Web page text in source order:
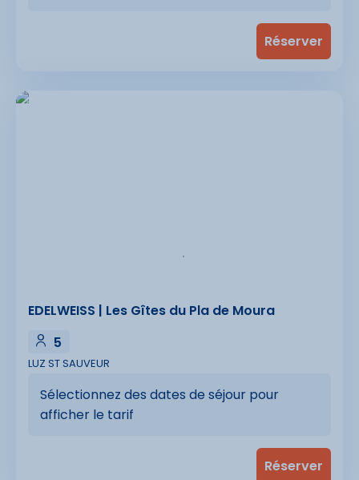
EDELWEISS | Les Gîtes du Pla de Moura
5
LUZ ST SAUVEUR
Sélectionnez des dates de séjour pour
afficher le tarif